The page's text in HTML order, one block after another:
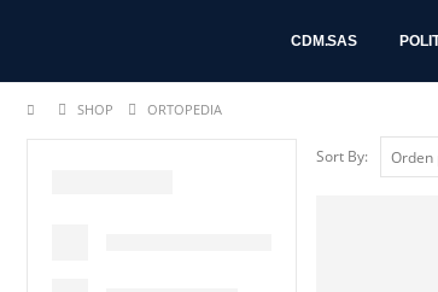
CDM.SAS
SHOP ORTOPEDIA
Sort By: